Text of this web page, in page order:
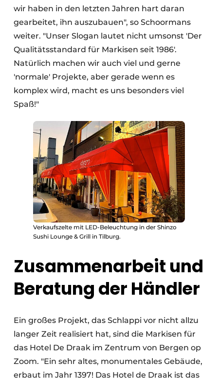
wir haben in den letzten Jahren hart daran
gearbeitet, ihn auszubauen", so Schoormans
weiter. "Unser Slogan lautet nicht umsonst 'Der
Qualitätsstandard für Markisen seit 1986'.
Natürlich machen wir auch viel und gerne
'normale' Projekte, aber gerade wenn es
komplex wird, macht es uns besonders viel
Spaß!"
Verkaufszelte mit LED-Beleuchtung in der Shinzo
Sushi Lounge & Grill in Tilburg.
Zusammenarbeit und
Beratung der Händler
Ein großes Projekt, das Schlappi vor nicht allzu
langer Zeit realisiert hat, sind die Markisen für
das Hotel De Draak im Zentrum von Bergen op
Zoom. "Ein sehr altes, monumentales Gebäude,
erbaut im Jahr 1397! Das Hotel de Draak ist das